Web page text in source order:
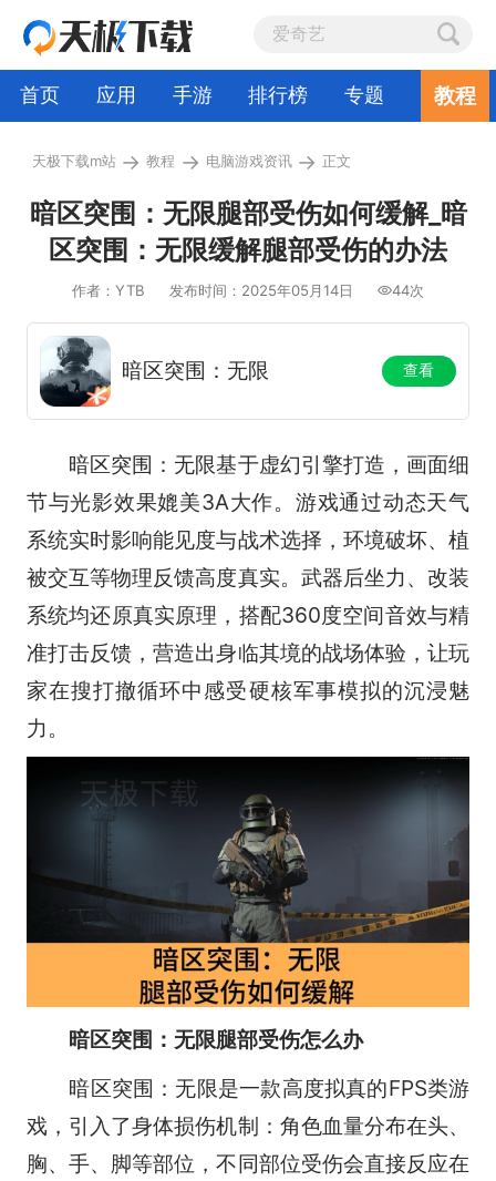
首页 应用 手游 排行榜 专题 教程
天极下载m站 → 教程 → 电脑游戏资讯 → 正文
暗区突围：无限腿部受伤如何缓解_暗
区突围：无限缓解腿部受伤的办法
作者：YTB 发布时间：2025年05月14日 44次
暗区突围：无限 查看
暗区突围：无限基于虚幻引擎打造，画面细
节与光影效果媲美3A大作。游戏通过动态天气
系统实时影响能见度与战术选择，环境破坏、植
被交互等物理反馈高度真实。武器后坐力、改装
系统均还原真实原理，搭配360度空间音效与精
准打击反馈，营造出身临其境的战场体验，让玩
家在搜打撤循环中感受硬核军事模拟的沉浸魅
力。
暗区突围：无限腿部受伤怎么办
暗区突围：无限是一款高度拟真的FPS类游
戏，引入了身体损伤机制：角色血量分布在头、
胸、手、脚等部位，不同部位受伤会直接反应在